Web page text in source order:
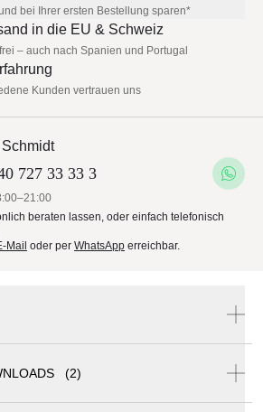
bei Ihrer ersten Bestellung sparen*
in die EU & Schweiz
– auch nach Spanien und Portugal
Kunden vertrauen uns
727 33 33 3
beraten lassen, oder einfach telefonisch
Mail oder per WhatsApp erreichbar.
(2)